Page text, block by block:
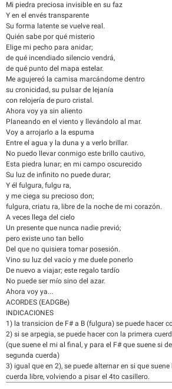
Mi piedra preciosa invisible en su faz
Y en el envés transparente
Su forma latente se vuelve real.
Quién sabe por qué misterio
Elige mi pecho para anidar;
de qué incendiado silencio vendrá,
de qué punto del mapa estelar.
Me agujereó la camisa marcándome dentro
su cronicidad, su pulsar de lejanía
con relojería de puro cristal.
Ahora voy ya sin aliento
Planeando en el viento y llevándolo al mar.
Voy a arrojarlo a la espuma
Entre el agua y la duna y a verlo brillar.
No puedo llevar conmigo este brillo cautivo,
Esta piedra lunar; en mi campo oscurecido
Su luz de infinito no puede durar;
Y él fulgura, fulgu ra,
y me ciega su precioso don;
fulgura, criatu ra, libre de la noche de mi corazón.
A veces llega del cielo
Un presente que nunca nadie previó;
pero existe uno tan bello
Del que no quisiera tomar posesión.
Vino su luz del vacío y me duele ponerlo
De nuevo a viajar; este regalo tardío
No puede ser mío sino del azar.
Ahora voy ya...
ACORDES (EADGBe)
INDICACIONES
1) la transicion de F# a B (fulgura) se puede hacer
2) si se arpegia, se puede hacer con la primera
(que suene el mi al final, y para el F# que suene si
segunda cuerda)
3) igual que en 2), se puede alternar en si que suene
cuerda libre, volviendo a pisar el 4to casillero.